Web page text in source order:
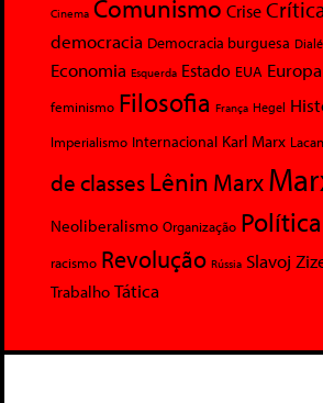
Cinema Comunismo Crise
democracia Democracia burguesa
Economia Esquerda Estado EUA Europa
feminismo Filosofia França Hegel
Imperialismo Internacional Karl Marx Lacan
de classesLênin Marx
Neoliberalismo Organização Política
racismo Revolução Rússia Slavoj
Trabalho Tática